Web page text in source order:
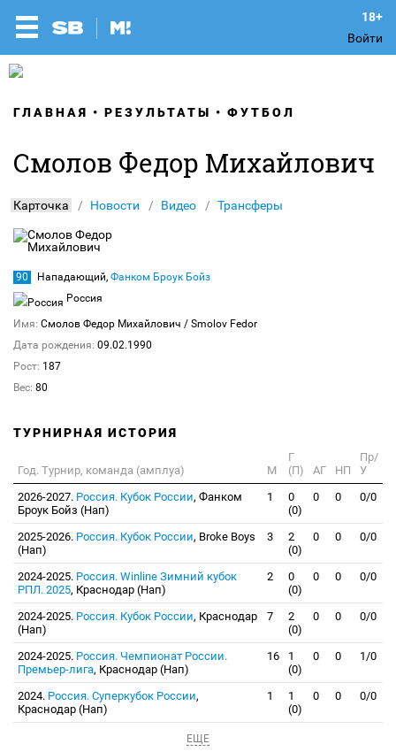
Войти
ГЛАВНАЯ РЕЗУЛЬТАТЫ ФУТБОЛ
Смолов Федор Михайлович
Карточка Новости Видео Трансферы
90 Нападающий, Фанком Броук Бойз
Россия
Имя: Смолов Федор Михайлович / Smolov Fedor
Дата рождения: 09.02.1990
Рост: 187
Вес: 80
ТУРНИРНАЯ ИСТОРИЯ
Год. Турнир, команда (амплуа) М
Г
(П)
АГ НП
Пр/
У
2026-2027. Россия. Кубок России, Фанком
Броук Бойз (Нап)
1
0
(0)
0 0 0/0
2025-2026. Россия. Кубок России, Broke Boys
(Нап)
3
2
(0)
0 0 0/0
2024-2025. Россия. Winline Зимний кубок
РПЛ. 2025, Краснодар (Нап)
2
0
(0)
0 0 0/0
2024-2025. Россия. Кубок России, Краснодар
(Нап)
7
2
(0)
0 0 0/0
2024-2025. Россия. Чемпионат России.
Премьер-лига, Краснодар (Нап)
16
1
(0)
0 0 1/0
2024. Россия. Суперкубок России,
Краснодар (Нап)
1
1
(0)
0 0 0/0
ЕЩЕ